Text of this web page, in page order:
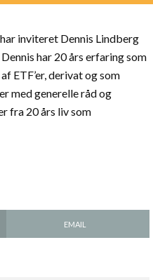
inviteret Dennis Lindberg
har 20 års erfaring som
ETF’er, derivat og som
med generelle råd og
fra 20 års liv som
EMAIL